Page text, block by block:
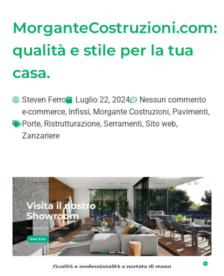
MorganteCostruzioni.com:
qualità e stile per la tua
casa.
Steven Ferro Luglio 22, 2024
Nessun commento
e-commerce, Infissi, Morgante Costruzioni, Pavimenti,
Porte, Ristrutturazione, Serramenti, Sito web,
Zanzariere